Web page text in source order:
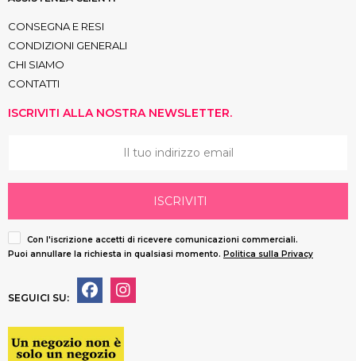
CONSEGNA E RESI
CONDIZIONI GENERALI
CHI SIAMO
CONTATTI
ISCRIVITI ALLA NOSTRA NEWSLETTER.
ISCRIVITI
Con l'iscrizione accetti di ricevere comunicazioni commerciali.
Puoi annullare la richiesta in qualsiasi momento. Politica sulla Privacy
SEGUICI SU: